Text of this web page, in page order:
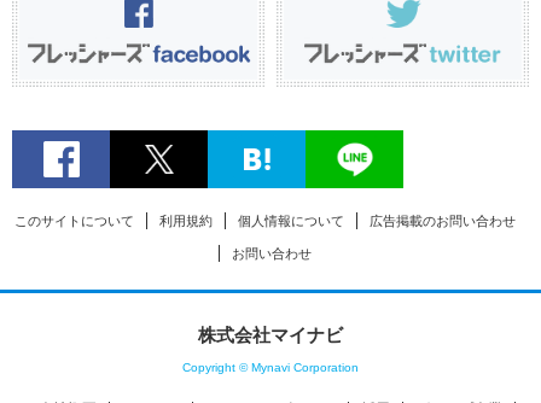
このサイトについて 利用規約 個人情報について 広告掲載のお問い合わせ
お問い合わせ
株式会社マイナビ
Copyright © Mynavi Corporation